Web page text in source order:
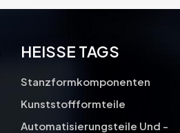
HEISSE TAGS
Stanzformkomponenten
Kunststoffformteile
Automatisierungsteile Und -